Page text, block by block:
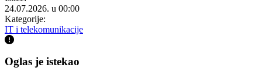
24.07.2026. u 00:00
Kategorije:
IT i telekomunikacije
Oglas je istekao